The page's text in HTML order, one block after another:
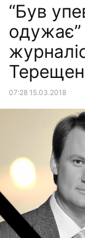
“Був
07:28 15.03.2018